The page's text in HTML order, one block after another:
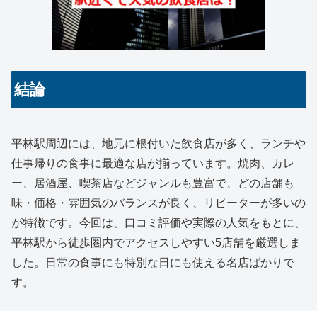
結論
平林駅周辺には、地元に根付いた飲食店が多く、ランチや
仕事帰りの食事に最適な店が揃っています。焼肉、カレ
ー、居酒屋、喫茶店などジャンルも豊富で、どの店舗も
味・価格・雰囲気のバランスが良く、リピーターが多いの
が特徴です。今回は、口コミ評価や実際の人気をもとに、
平林駅から徒歩圏内でアクセスしやすい5店舗を厳選しま
した。日常の食事にも特別な日にも使える名店ばかりで
す。